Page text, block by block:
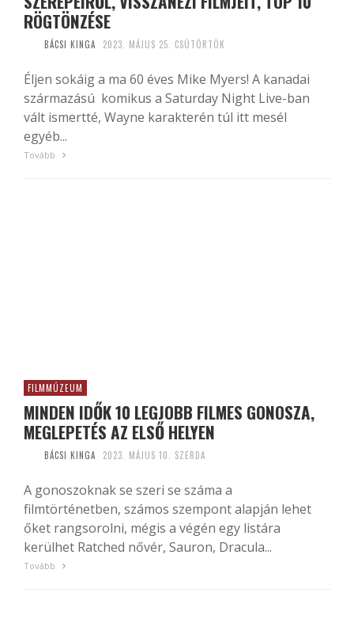
RÖGTÖNZÉSE
BÁCSI KINGA 2023. MÁJUS 25. CSÜTÖRTÖK
Éljen sokáig a ma 60 éves Mike Myers! A kanadai
származású komikus a Saturday Night Live-ban
vált ismertté, Wayne karakterén túl itt mesél
egyéb...
Tovább
FILMMÚZEUM
MINDEN IDŐK 10 LEGJOBB FILMES GONOSZA,
MEGLEPETÉS AZ ELSŐ HELYEN
BÁCSI KINGA 2023. MÁJUS 10. SZERDA
A gonoszoknak se szeri se száma a
filmtörténetben, számos szempont alapján lehet
őket rangsorolni, mégis a végén egy listára
kerülhet Ratched nővér, Sauron, Dracula...
Tovább